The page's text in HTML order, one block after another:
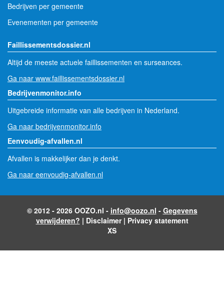
Bedrijven per gemeente
Evenementen per gemeente
Faillissementsdossier.nl
Altijd de meeste actuele faillissementen en surseances.
Ga naar www.faillissementsdossier.nl
Bedrijvenmonitor.info
Uitgebreide informatie van alle bedrijven in Nederland.
Ga naar bedrijvenmonitor.info
Eenvoudig-afvallen.nl
Afvallen is makkelijker dan je denkt.
Ga naar eenvoudig-afvallen.nl
© 2012 - 2026 OOZO.nl - info@oozo.nl - Gegevens
verwijderen? | Disclaimer| Privacy statement
XS